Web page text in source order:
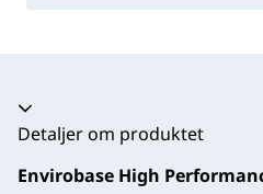
Harmonika kollapset
Detaljer om produktet
Envirobase High